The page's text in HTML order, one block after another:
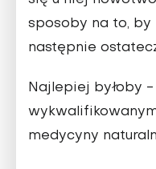
sposoby na to, by
następnie
Najlepiej byłoby -
medycyny